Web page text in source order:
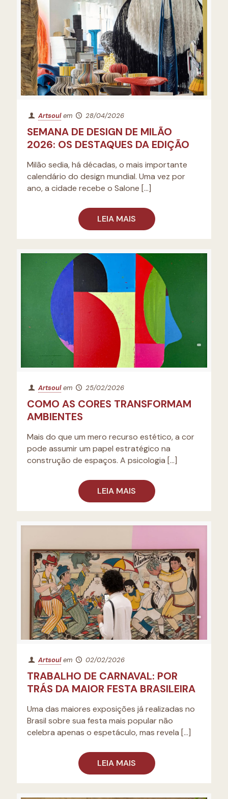
Artsoul em 28/04/2026
SEMANA DE DESIGN DE MILÃO
2026: OS DESTAQUES DA EDIÇÃO
Milão sedia, há décadas, o mais importante
calendário do design mundial. Uma vez por
ano, a cidade recebe o Salone […]
LEIA MAIS
Artsoul em 25/02/2026
COMO AS CORES TRANSFORMAM
AMBIENTES
Mais do que um mero recurso estético, a cor
pode assumir um papel estratégico na
construção de espaços. A psicologia […]
LEIA MAIS
Artsoul em 02/02/2026
TRABALHO DE CARNAVAL: POR
TRÁS DA MAIOR FESTA BRASILEIRA
Uma das maiores exposições já realizadas no
Brasil sobre sua festa mais popular não
celebra apenas o espetáculo, mas revela […]
LEIA MAIS